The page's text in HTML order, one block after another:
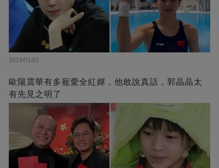
2024/01/02
歐陽震華有多寵愛全紅嬋，他敢說真話，郭晶晶太
有先見之明了